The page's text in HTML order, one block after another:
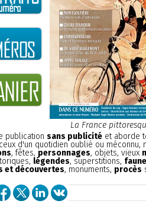
La France
publication sans publicité et aborde
d'un quotidien oublié ou méconnu,
, fêtes, personnages, objets, vieux
légendes, superstitions,
et découvertes, monuments, procès